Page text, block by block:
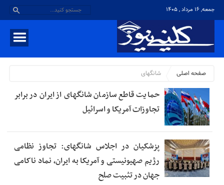
جمعه, ۱۶ مرداد , ۱۴۰۵
صفحه اصلی شانگهای
حمایت قاطع سازمان شانگهای از ایران در برابر
تجاوزات آمریکا و اسرائیل
پزشکیان در اجلاس شانگهای: تجاوز نظامی
رژیم صهیونیستی و آمریکا به ایران، نماد ناکامی
جهان در تثبیت صلح